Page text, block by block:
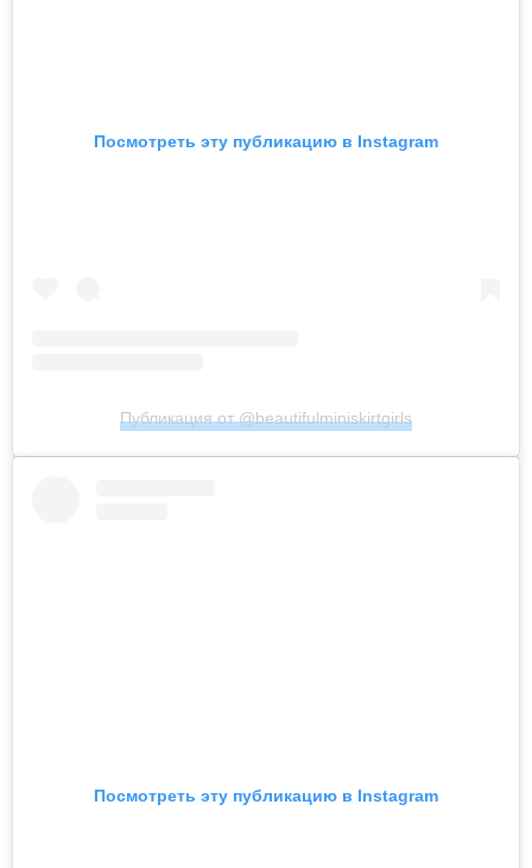
Посмотреть эту публикацию в Instagram
Публикация от @beautifulminiskirtgirls
Посмотреть эту публикацию в Instagram